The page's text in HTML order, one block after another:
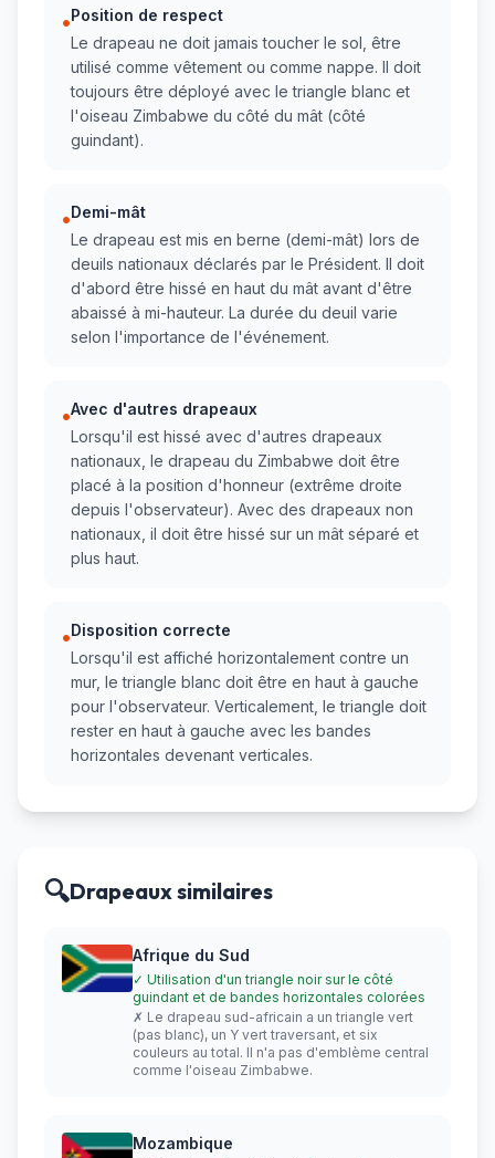
•Position de respect
Le drapeau ne doit jamais toucher le sol, être
utilisé comme vêtement ou comme nappe. Il doit
toujours être déployé avec le triangle blanc et
l'oiseau Zimbabwe du côté du mât (côté
guindant).
•Demi-mât
Le drapeau est mis en berne (demi-mât) lors de
deuils nationaux déclarés par le Président. Il doit
d'abord être hissé en haut du mât avant d'être
abaissé à mi-hauteur. La durée du deuil varie
selon l'importance de l'événement.
•Avec d'autres drapeaux
Lorsqu'il est hissé avec d'autres drapeaux
nationaux, le drapeau du Zimbabwe doit être
placé à la position d'honneur (extrême droite
depuis l'observateur). Avec des drapeaux non
nationaux, il doit être hissé sur un mât séparé et
plus haut.
•Disposition correcte
Lorsqu'il est affiché horizontalement contre un
mur, le triangle blanc doit être en haut à gauche
pour l'observateur. Verticalement, le triangle doit
rester en haut à gauche avec les bandes
horizontales devenant verticales.
🔍Drapeaux similaires
Afrique du Sud
✓ Utilisation d'un triangle noir sur le côté
guindant et de bandes horizontales colorées
✗ Le drapeau sud-africain a un triangle vert
(pas blanc), un Y vert traversant, et six
couleurs au total. Il n'a pas d'emblème central
comme l'oiseau Zimbabwe.
Mozambique